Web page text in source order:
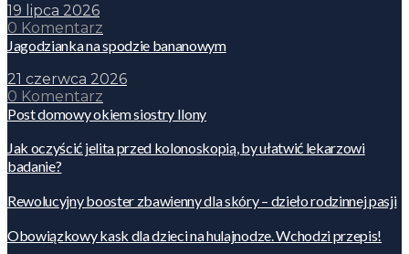
19 lipca 2026
0 Komentarz
Jagodzianka na spodzie bananowym
21 czerwca 2026
0 Komentarz
Post domowy okiem siostry Ilony
Jak oczyścić jelita przed kolonoskopią, by ułatwić lekarzowi
badanie?
Rewolucyjny booster zbawienny dla skóry – dzieło rodzinnej pasji
Obowiązkowy kask dla dzieci na hulajnodze. Wchodzi przepis!